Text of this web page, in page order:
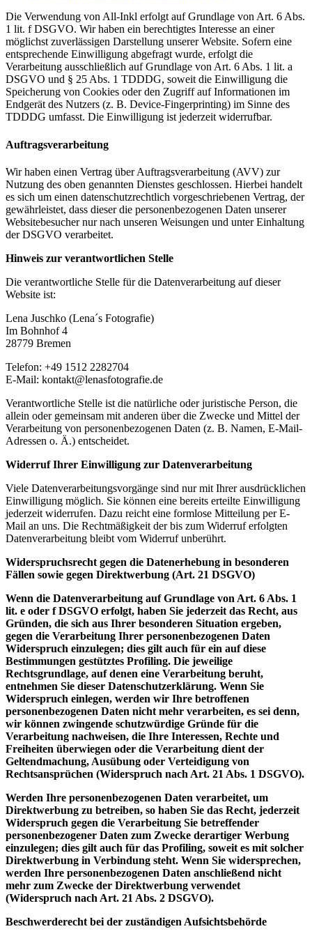
Die Verwendung von All-Inkl erfolgt auf Grundlage von Art. 6 Abs.
1 lit. f DSGVO. Wir haben ein berechtigtes Interesse an einer
möglichst zuverlässigen Darstellung unserer Website. Sofern eine
entsprechende Einwilligung abgefragt wurde, erfolgt die
Verarbeitung ausschließlich auf Grundlage von Art. 6 Abs. 1 lit. a
DSGVO und § 25 Abs. 1 TDDDG, soweit die Einwilligung die
Speicherung von Cookies oder den Zugriff auf Informationen im
Endgerät des Nutzers (z. B. Device-Fingerprinting) im Sinne des
TDDDG umfasst. Die Einwilligung ist jederzeit widerrufbar.
Auftragsverarbeitung
Wir haben einen Vertrag über Auftragsverarbeitung (AVV) zur
Nutzung des oben genannten Dienstes geschlossen. Hierbei handelt
es sich um einen datenschutzrechtlich vorgeschriebenen Vertrag, der
gewährleistet, dass dieser die personenbezogenen Daten unserer
Websitebesucher nur nach unseren Weisungen und unter Einhaltung
der DSGVO verarbeitet.
Hinweis zur verantwortlichen Stelle
Die verantwortliche Stelle für die Datenverarbeitung auf dieser
Website ist:
Lena Juschko (Lena´s Fotografie)
Im Bohnhof 4
28779 Bremen
Telefon: +49 1512 2282704
E-Mail: kontakt@lenasfotografie.de
Verantwortliche Stelle ist die natürliche oder juristische Person, die
allein oder gemeinsam mit anderen über die Zwecke und Mittel der
Verarbeitung von personenbezogenen Daten (z. B. Namen, E-Mail-
Adressen o. Ä.) entscheidet.
Widerruf Ihrer Einwilligung zur Datenverarbeitung
Viele Datenverarbeitungsvorgänge sind nur mit Ihrer ausdrücklichen
Einwilligung möglich. Sie können eine bereits erteilte Einwilligung
jederzeit widerrufen. Dazu reicht eine formlose Mitteilung per E-
Mail an uns. Die Rechtmäßigkeit der bis zum Widerruf erfolgten
Datenverarbeitung bleibt vom Widerruf unberührt.
Widerspruchsrecht gegen die Datenerhebung in besonderen
Fällen sowie gegen Direktwerbung (Art. 21 DSGVO)
Wenn die Datenverarbeitung auf Grundlage von Art. 6 Abs. 1
lit. e oder f DSGVO erfolgt, haben Sie jederzeit das Recht, aus
Gründen, die sich aus Ihrer besonderen Situation ergeben,
gegen die Verarbeitung Ihrer personenbezogenen Daten
Widerspruch einzulegen; dies gilt auch für ein auf diese
Bestimmungen gestütztes Profiling. Die jeweilige
Rechtsgrundlage, auf denen eine Verarbeitung beruht,
entnehmen Sie dieser Datenschutzerklärung. Wenn Sie
Widerspruch einlegen, werden wir Ihre betroffenen
personenbezogenen Daten nicht mehr verarbeiten, es sei denn,
wir können zwingende schutzwürdige Gründe für die
Verarbeitung nachweisen, die Ihre Interessen, Rechte und
Freiheiten überwiegen oder die Verarbeitung dient der
Geltendmachung, Ausübung oder Verteidigung von
Rechtsansprüchen (Widerspruch nach Art. 21 Abs. 1 DSGVO).
Werden Ihre personenbezogenen Daten verarbeitet, um
Direktwerbung zu betreiben, so haben Sie das Recht, jederzeit
Widerspruch gegen die Verarbeitung Sie betreffender
personenbezogener Daten zum Zwecke derartiger Werbung
einzulegen; dies gilt auch für das Profiling, soweit es mit solcher
Direktwerbung in Verbindung steht. Wenn Sie widersprechen,
werden Ihre personenbezogenen Daten anschließend nicht
mehr zum Zwecke der Direktwerbung verwendet
(Widerspruch nach Art. 21 Abs. 2 DSGVO).
Beschwerderecht bei der zuständigen Aufsichtsbehörde